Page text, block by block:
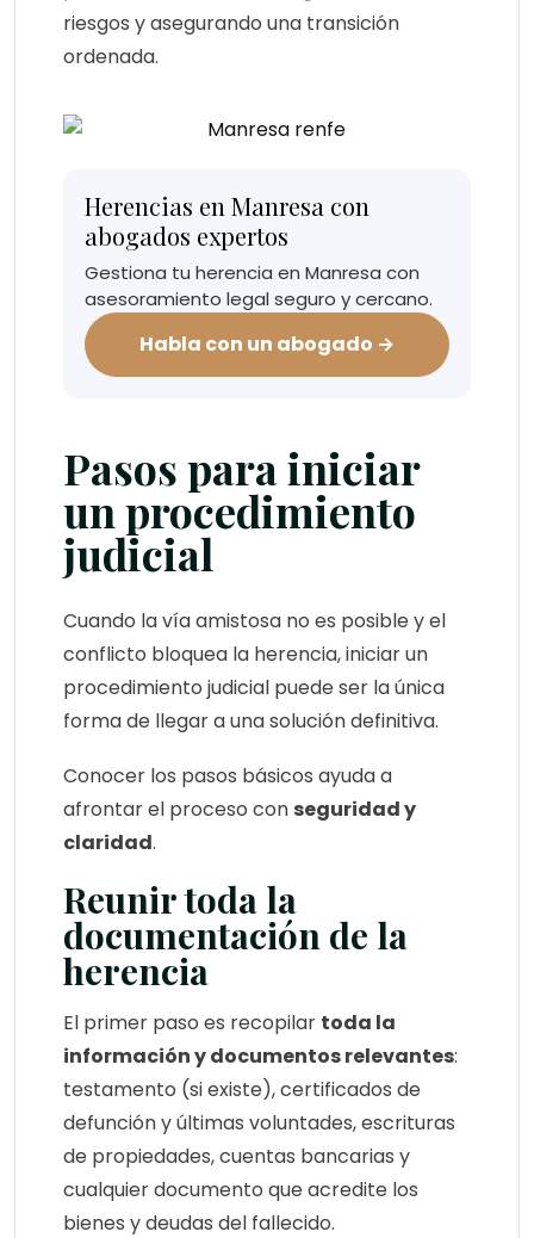
riesgos y asegurando una transición
ordenada.
Herencias en Manresa con
abogados expertos
Gestiona tu herencia en Manresa con
asesoramiento legal seguro y cercano.
Habla con un abogado →
Pasos para iniciar
un procedimiento
judicial
Cuando la vía amistosa no es posible y el
conflicto bloquea la herencia, iniciar un
procedimiento judicial puede ser la única
forma de llegar a una solución definitiva.
Conocer los pasos básicos ayuda a
afrontar el proceso con seguridad y
claridad.
Reunir toda la
documentación de la
herencia
El primer paso es recopilar toda la
información y documentos relevantes:
testamento (si existe), certificados de
defunción y últimas voluntades, escrituras
de propiedades, cuentas bancarias y
cualquier documento que acredite los
bienes y deudas del fallecido.